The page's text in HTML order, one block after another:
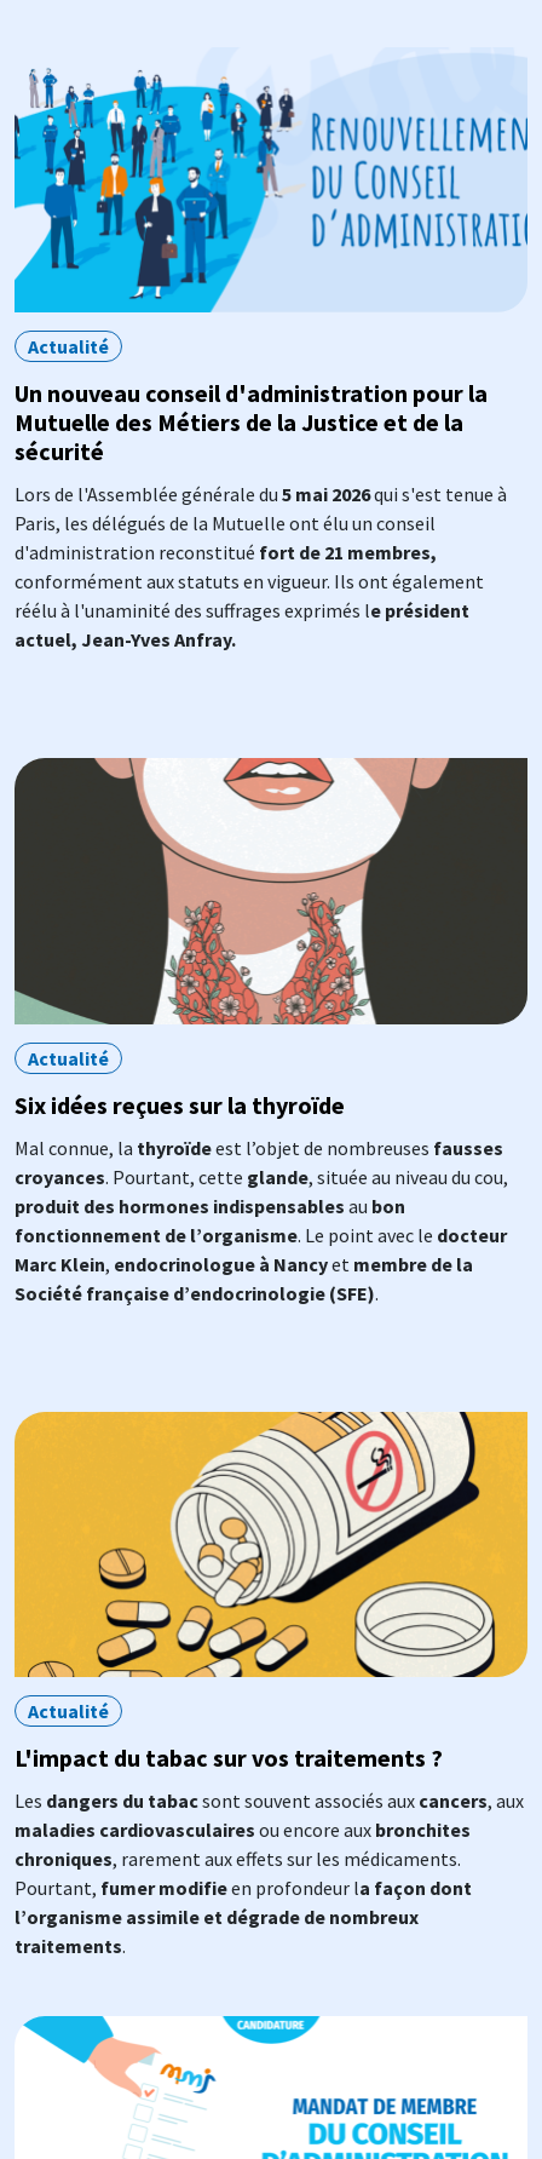
Actualité
Un nouveau conseil d'administration pour la
Mutuelle des Métiers de la Justice et de la
sécurité
Lors de l'Assemblée générale du 5 mai 2026qui s'est tenue à
Paris, les délégués de la Mutuelle ont élu un conseil
d'administration reconstitué fort de 21 membres,
conformément aux statuts en vigueur. Ils ont également
réélu à l'unaminité des suffrages exprimés le président
actuel, Jean-Yves Anfray.
Image
Actualité
Six idées reçues sur la thyroïde
Mal connue, la thyroïdeest l’objet de nombreuses fausses
croyances. Pourtant, cette glande, située au niveau du cou,
produit des hormones indispensables au bon
fonctionnement de l’organisme. Le point avec le docteur
Marc Klein, endocrinologue à Nancyet membre de la
Société française d’endocrinologie (SFE).
Image
Actualité
L'impact du tabac sur vos traitements ?
Les dangers du tabacsont souvent associés aux cancers, aux
maladies cardiovasculaires ou encore aux bronchites
chroniques, rarement aux effets sur les médicaments.
Pourtant, fumer modifieen profondeur la façon dont
l’organisme assimile et dégrade de nombreux
traitements.
Image